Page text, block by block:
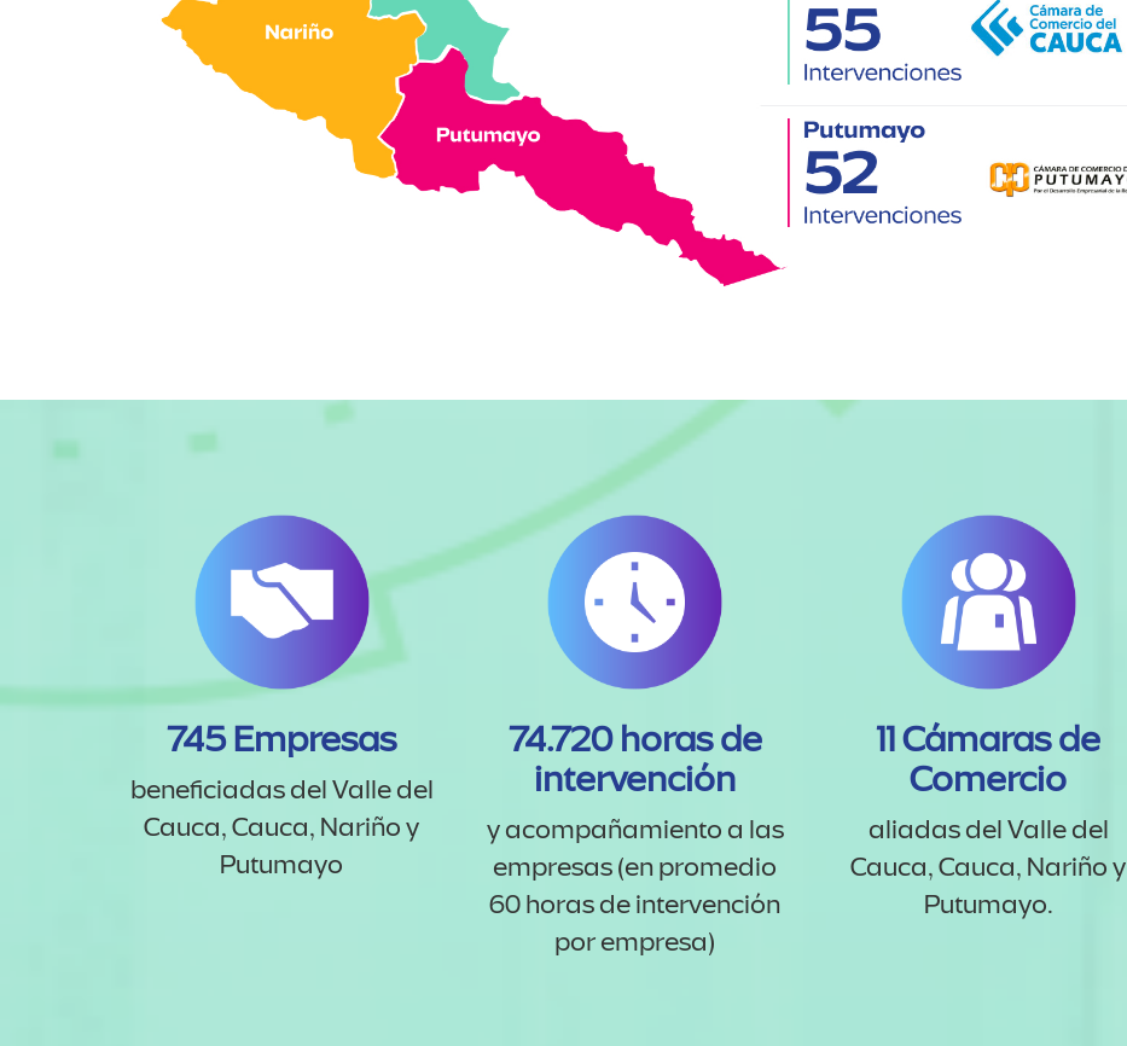
745 Empresas
beneficiadas del Valle del
Cauca, Cauca, Nariño y
Putumayo
74.720 horas de
intervención
y acompañamiento a las
empresas (en promedio
60 horas de intervención
por empresa)
11 Cámaras de
Comercio
aliadas del Valle del
Cauca, Cauca, Nariño y
Putumayo.